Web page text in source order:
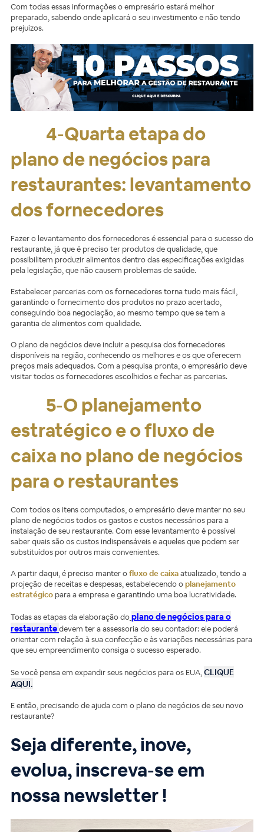
Com todas essas informações o empresário estará melhor
preparado, sabendo onde aplicará o seu investimento e não tendo
prejuízos.
4-Quarta etapa do
plano de negócios para
restaurantes: levantamento
dos fornecedores
Fazer o levantamento dos fornecedores é essencial para o sucesso do
restaurante, já que é preciso ter produtos de qualidade, que
possibilitem produzir alimentos dentro das especificações exigidas
pela legislação, que não causem problemas de saúde.
Estabelecer parcerias com os fornecedores torna tudo mais fácil,
garantindo o fornecimento dos produtos no prazo acertado,
conseguindo boa negociação, ao mesmo tempo que se tem a
garantia de alimentos com qualidade.
O plano de negócios deve incluir a pesquisa dos fornecedores
disponíveis na região, conhecendo os melhores e os que oferecem
preços mais adequados. Com a pesquisa pronta, o empresário deve
visitar todos os fornecedores escolhidos e fechar as parcerias.
5-O planejamento
estratégico e o fluxo de
caixa no plano de negócios
para o restaurantes
Com todos os itens computados, o empresário deve manter no seu
plano de negócios todos os gastos e custos necessários para a
instalação de seu restaurante. Com esse levantamento é possível
saber quais são os custos indispensáveis e aqueles que podem ser
substituídos por outros mais convenientes.
A partir daqui, é preciso manter ofluxo de caixaatualizado, tendo a
projeção de receitas e despesas, estabelecendo oplanejamento
estratégicopara a empresa e garantindo uma boa lucratividade.
Todas as etapas da elaboração doplano de negócios para o
restaurantedevem ter a assessoria do seu contador: ele poderá
orientar com relação à sua confecção e às variações necessárias para
que seu empreendimento consiga o sucesso esperado.
Se você pensa em expandir seus negócios para os EUA,CLIQUE
AQUI.
E então, precisando de ajuda com o plano de negócios de seu novo
restaurante?
Seja diferente, inove,
evolua, inscreva-se em
nossa newsletter !